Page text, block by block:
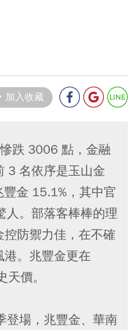
加入收藏
跌 3006 點，金融
3 名依序是玉山金
金 15.1%，其中官
人。部落客棒棒的理
防禦力佳，在不確
港。兆豐金更在
價。
登場，兆豐金、華南